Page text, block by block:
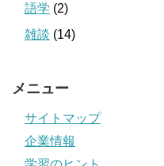
語学 (2)
雑談 (14)
メニュー
サイトマップ
企業情報